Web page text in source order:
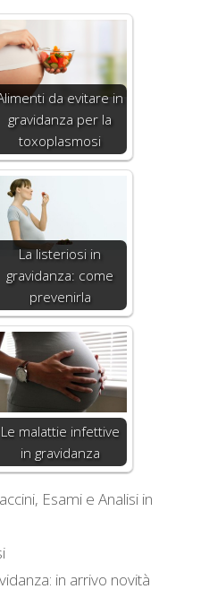
da evitare in
gravidanza per la
toxoplasmosi
La listeriosi in
gravidanza: come
prevenirla
Le malattie infettive
in gravidanza
Esami e Analisi in
in arrivo novità